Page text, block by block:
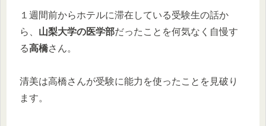
１週間前からホテルに滞在している受験生の話か
ら、 山梨大学の医学部だったことを何気なく自慢す
る高橋さん。
清美は高橋さんが受験に能力を使ったことを見破り
ます。